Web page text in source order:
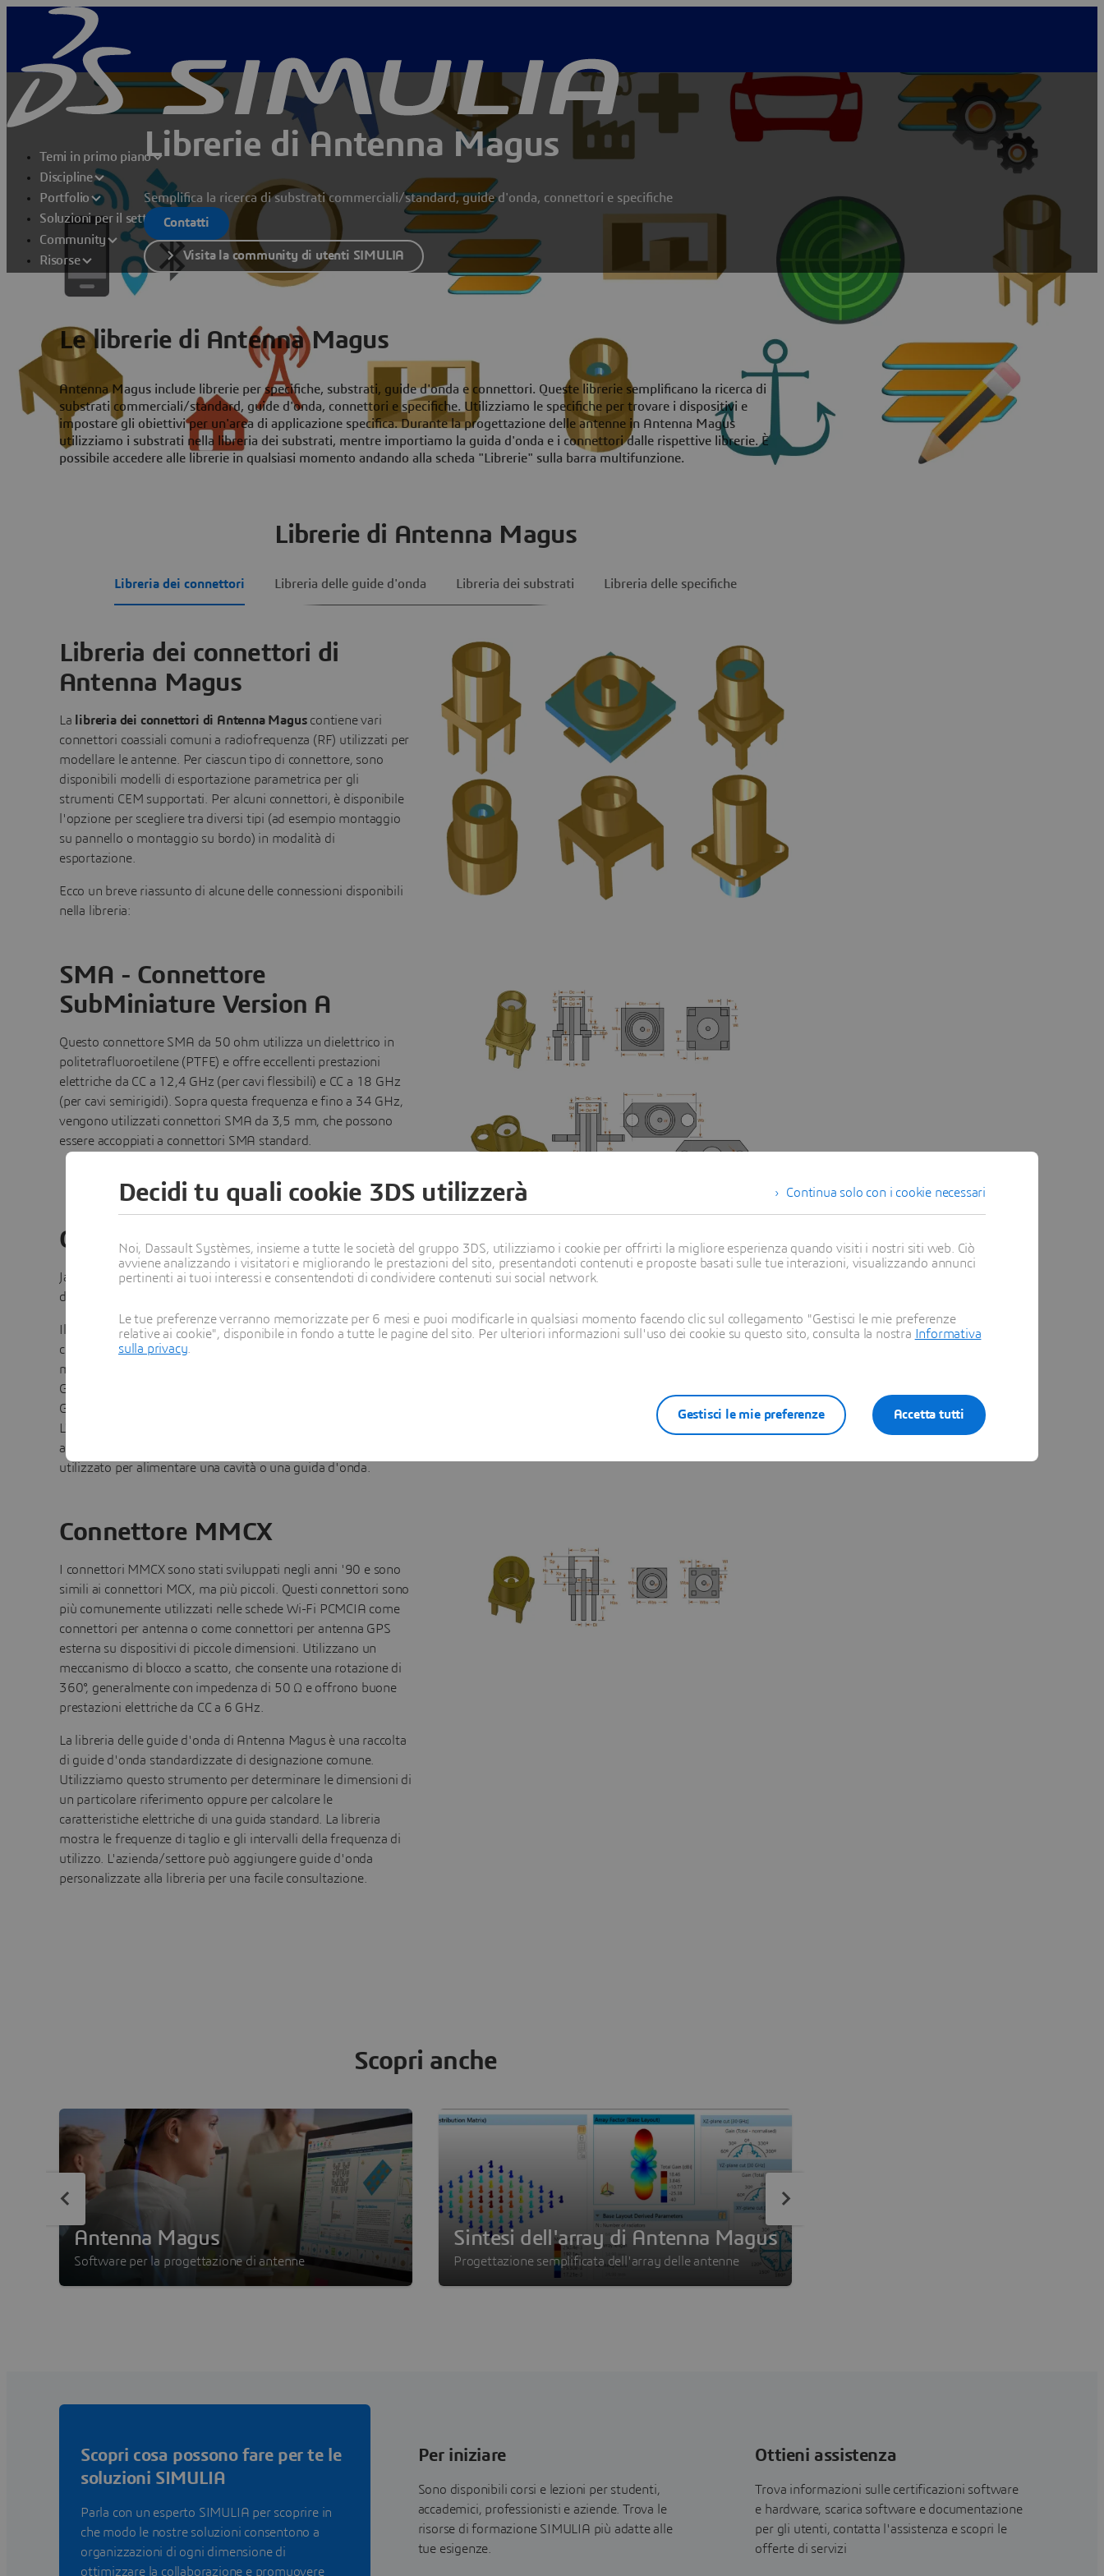
Temi in primo piano
Discipline
Portfolio
Soluzioni per il settore
Community
Risorse
Librerie di Antenna Magus
Semplifica la ricerca di substrati commerciali/standard, guide d'onda, connettori e specifiche
Contatti
Visita la community di utenti SIMULIA
Le librerie di Antenna Magus
Antenna Magus include librerie per specifiche, substrati, guide d'onda e connettori. Queste librerie semplificano la ricerca di
substrati commerciali/standard, guide d'onda, connettori e specifiche. Utilizziamo le specifiche per trovare i dispositivi e
impostare gli obiettivi per un'area di applicazione specifica. Durante la progettazione delle antenne in Antenna Magus
utilizziamo i substrati nella libreria dei substrati, mentre importiamo la guida d'onda e i connettori dalle rispettive librerie. È
possibile accedere alle librerie in qualsiasi momento andando alla scheda "Librerie" sulla barra multifunzione.
Librerie di Antenna Magus
Libreria dei connettori Libreria delle guide d'onda Libreria dei substrati Libreria delle specifiche
Libreria dei connettori di
Antenna Magus
La libreria dei connettori di Antenna Maguscontiene vari
connettori coassiali comuni a radiofrequenza (RF) utilizzati per
modellare le antenne. Per ciascun tipo di connettore, sono
disponibili modelli di esportazione parametrica per gli
strumenti CEM supportati. Per alcuni connettori, è disponibile
l'opzione per scegliere tra diversi tipi (ad esempio montaggio
su pannello o montaggio su bordo) in modalità di
esportazione.
Ecco un breve riassunto di alcune delle connessioni disponibili
nella libreria:
SMA - Connettore
SubMiniature Version A
Questo connettore SMA da 50 ohm utilizza un dielettrico in
politetrafluoroetilene (PTFE) e offre eccellenti prestazioni
elettriche da CC a 12,4 GHz (per cavi flessibili) e CC a 18 GHz
(per cavi semirigidi). Sopra questa frequenza e fino a 34 GHz,
vengono utilizzati connettori SMA da 3,5 mm, che possono
essere accoppiati a connettori SMA standard.
Connettore tipo N
Jack per montaggio a parete a quattro fori tipo N con
dielettrico esteso.
Il connettore di tipo N risale al 1940 ed è stato uno dei primi
connettori in grado di trasportare segnali in frequenza a
microonde. La frequenza operativa superiore standard è di 11
GHz e alcuni connettori sono estesi per funzionare fino a 18
GHz.
a quattro fori di tipo N con dielettrico esteso, generalmente
utilizzato per alimentare una cavità o una guida d'onda.
Connettore MMCX
I connettori MMCX sono stati sviluppati negli anni '90 e sono
simili ai connettori MCX, ma più piccoli. Questi connettori sono
più comunemente utilizzati nelle schede Wi-Fi PCMCIA come
connettori per antenna o come connettori per antenna GPS
esterna su dispositivi di piccole dimensioni. Utilizzano un
meccanismo di blocco a scatto, che consente una rotazione di
360°, generalmente con impedenza di 50 Ω e offrono buone
prestazioni elettriche da CC a 6 GHz.
La libreria delle guide d'onda di Antenna Magus è una raccolta
di guide d'onda standardizzate di designazione comune.
Utilizziamo questo strumento per determinare le dimensioni di
un particolare riferimento oppure per calcolare le
caratteristiche elettriche di una guida standard. La libreria
mostra le frequenze di taglio e gli intervalli della frequenza di
utilizzo. L'azienda/settore può aggiungere guide d'onda
personalizzate alla libreria per una facile consultazione.
Scopri anche
Antenna Magus
Software per la progettazione di antenne
Sintesi dell'array di Antenna Magus
Progettazione semplificata dell'array delle antenne
Scopri cosa possono fare per te le
soluzioni SIMULIA
Parla con un esperto SIMULIA per scoprire in
che modo le nostre soluzioni consentono a
organizzazioni di ogni dimensione di
ottimizzare la collaborazione e promuovere
Per iniziare
Sono disponibili corsi e lezioni per studenti,
accademici, professionisti e aziende. Trova le
risorse di formazione SIMULIA più adatte alle
tue esigenze.
Ottieni assistenza
Trova informazioni sulle certificazioni software
e hardware, scarica software e documentazione
per gli utenti, contatta l'assistenza e scopri le
offerte di servizi
Continua solo con i cookie necessari
Decidi tu quali cookie 3DS utilizzerà
Noi, Dassault Systèmes, insieme a tutte le società del gruppo 3DS, utilizziamo i cookie per offrirti la migliore esperienza quando visiti i nostri siti web. Ciò
avviene analizzando i visitatori e migliorando le prestazioni del sito, presentandoti contenuti e proposte basati sulle tue interazioni, visualizzando annunci
pertinenti ai tuoi interessi e consentendoti di condividere contenuti sui social network.
Le tue preferenze verranno memorizzate per 6 mesi e puoi modificarle in qualsiasi momento facendo clic sul collegamento "Gestisci le mie preferenze
relative ai cookie", disponibile in fondo a tutte le pagine del sito. Per ulteriori informazioni sull'uso dei cookie su questo sito, consulta la nostra Informativa
sulla privacy
Accetta tutti
Gestisci le mie preferenze